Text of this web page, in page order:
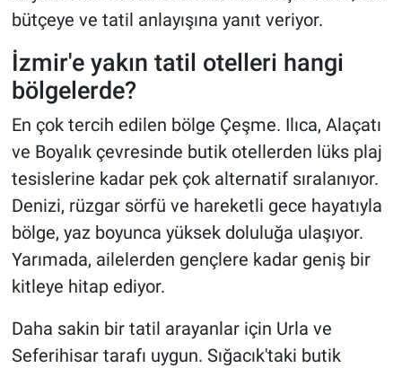
bütçeye ve tatil anlayışına yanıt veriyor.
İzmir'e yakın tatil otelleri hangi
bölgelerde?
En çok tercih edilen bölge Çeşme. Ilıca, Alaçatı
ve Boyalık çevresinde butik otellerden lüks plaj
tesislerine kadar pek çok alternatif sıralanıyor.
Denizi, rüzgar sörfü ve hareketli gece hayatıyla
bölge, yaz boyunca yüksek doluluğa ulaşıyor.
Yarımada, ailelerden gençlere kadar geniş bir
kitleye hitap ediyor.
Daha sakin bir tatil arayanlar için Urla ve
Seferihisar tarafı uygun. Sığacık'taki butik